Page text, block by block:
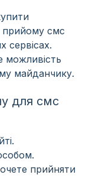
прийому смс
сервісах.
можливість
майданчику.
для смс
прийняти